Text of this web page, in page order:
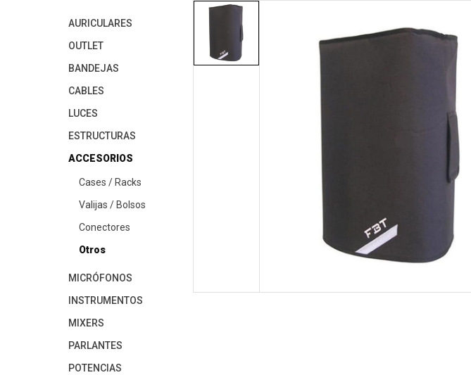
AURICULARES
OUTLET
BANDEJAS
CABLES
LUCES
ESTRUCTURAS
ACCESORIOS
Cases / Racks
Valijas / Bolsos
Conectores
Otros
MICRÓFONOS
INSTRUMENTOS
MIXERS
PARLANTES
POTENCIAS